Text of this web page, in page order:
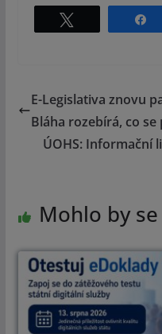
E-Legislativa znovu
Bláha rozebírá, co se
ÚOHS: Informační
Mohlo by